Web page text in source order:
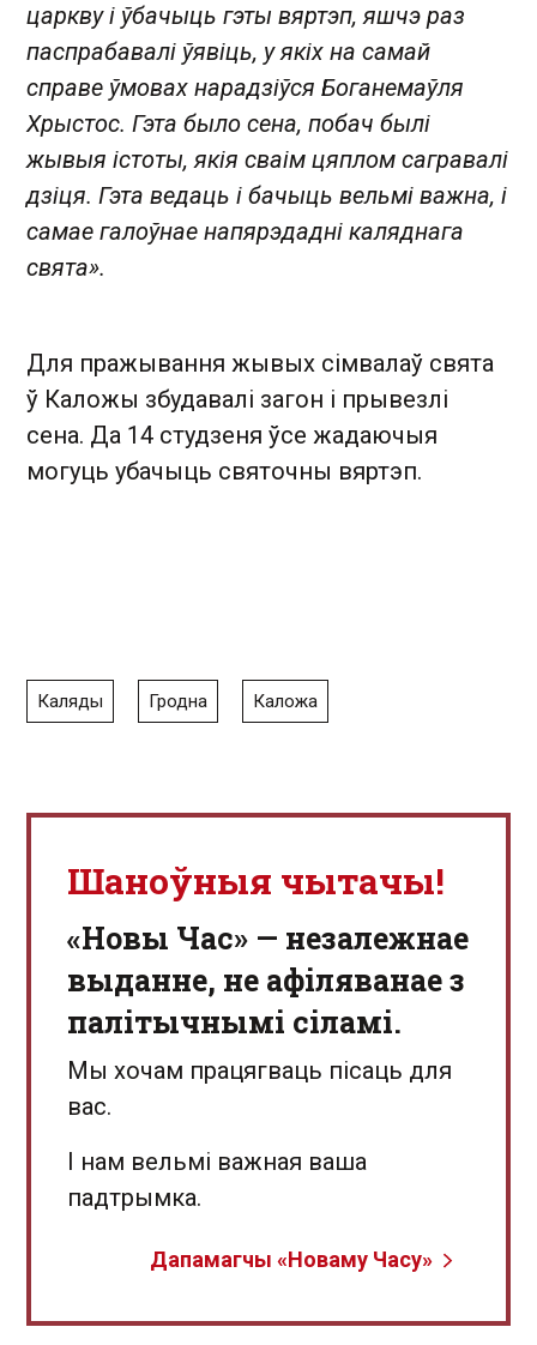
царкву і ўбачыць гэты вяртэп, яшчэ раз
паспрабавалі ўявіць, у якіх на самай
справе ўмовах нарадзіўся Боганемаўля
Хрыстос. Гэта было сена, побач былі
жывыя істоты, якія сваім цяплом сагравалі
дзіця. Гэта ведаць і бачыць вельмі важна, і
самае галоўнае напярэдадні каляднага
свята».
Для пражывання жывых сімвалаў свята
ў Каложы збудавалі загон і прывезлі
сена. Да 14 студзеня ўсе жадаючыя
могуць убачыць святочны вяртэп.
Каляды Гродна Каложа
Шаноўныя чытачы!
«Новы Час» — незалежнае
выданне, не афіляванае з
палітычнымі сіламі.
Мы хочам працягваць пісаць для
вас.
І нам вельмі важная ваша
падтрымка.
Дапамагчы «Новаму Часу»